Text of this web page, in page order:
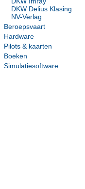
DKW Delius Klasing
NV-Verlag
Beroepsvaart
Hardware
Pilots & kaarten
Boeken
Simulatiesoftware